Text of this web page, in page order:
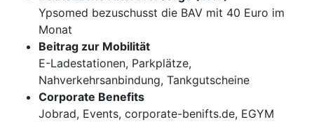
Ypsomed bezuschusst die BAV mit 40 Euro im
Monat
Beitrag zur Mobilität
E-Ladestationen, Parkplätze,
Nahverkehrsanbindung, Tankgutscheine
Corporate Benefits
Jobrad, Events, corporate-benifts.de, EGYM